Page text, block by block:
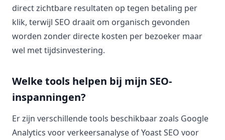
direct zichtbare resultaten op tegen betaling per
klik, terwijl SEO draait om organisch gevonden
worden zonder directe kosten per bezoeker maar
wel met tijdsinvestering.
Welke tools helpen bij mijn SEO-
inspanningen?
Er zijn verschillende tools beschikbaar zoals Google
Analytics voor verkeersanalyse of Yoast SEO voor